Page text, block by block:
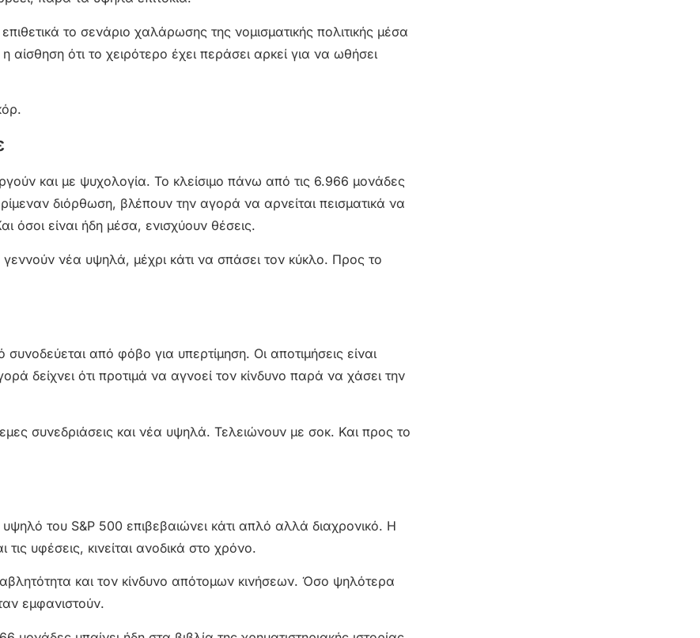
το σενάριο χαλάρωσης της νομισματικής πολιτικής μέσα
ότι το χειρότερο έχει περάσει αρκεί για να ωθήσει
και με ψυχολογία. Το κλείσιμο πάνω από τις 6.966 μονάδες
διόρθωση, βλέπουν την αγορά να αρνείται πεισματικά να
όσοι είναι ήδη μέσα, ενισχύουν θέσεις.
νέα υψηλά, μέχρι κάτι να σπάσει τον κύκλο. Προς το
από φόβο για υπερτίμηση. Οι αποτιμήσεις είναι
δείχνει ότι προτιμά να αγνοεί τον κίνδυνο παρά να χάσει την
συνεδριάσεις και νέα υψηλά. Τελειώνουν με σοκ. Και προς το
του S&P 500 επιβεβαιώνει κάτι απλό αλλά διαχρονικό. Η
υφέσεις, κινείται ανοδικά στο χρόνο.
και τον κίνδυνο απότομων κινήσεων. Όσο ψηλότερα
εμφανιστούν.